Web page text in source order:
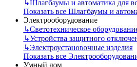
↳Шлагбаумы и автоматика для
Показать все Шлагбаумы и
Электрооборудование
↳Светотехническое
↳Устройства защитного
↳Электроустановочные изделия
Показать все
Умный дом